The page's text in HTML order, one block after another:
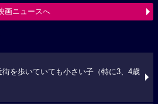
画ニュースへ
街を歩いていても小さい子（特に3、4歳